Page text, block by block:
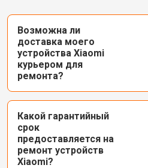
Возможна ли
доставка моего
устройства Xiaomi
курьером для
ремонта?
Какой гарантийный
срок
предоставляется на
ремонт устройств
Xiaomi?